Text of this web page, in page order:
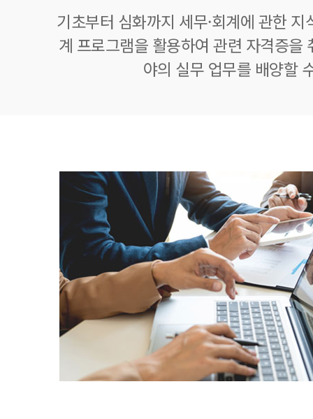
기초부터 심화까지 세무·회계에 관한
계 프로그램을 활용하여 관련 자격증을
야의 실무 업무를 배양할